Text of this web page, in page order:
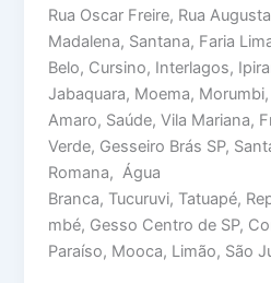
Rua Oscar Freire, Rua
Madalena, Santana, Faria
Belo, Cursino, Interlagos,
Jabaquara, Moema,
Amaro, Saúde, Vila Mariana,
Verde, Gesseiro Brás SP,
Romana, Água
Branca, Tucuruvi, Tatuapé,
mbé, Gesso Centro de SP,
Paraíso, Mooca, Limão, São